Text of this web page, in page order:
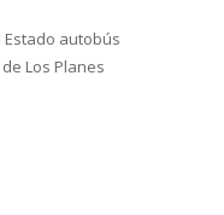
autobús
Los Planes